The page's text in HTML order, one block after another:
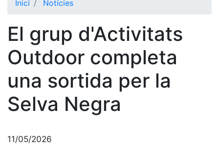
Història
La nostra
història
Presidents
Organització
directiva
Inici Notícies
El grup d'Activitats
Outdoor completa
una sortida per la
Selva Negra
11/05/2026